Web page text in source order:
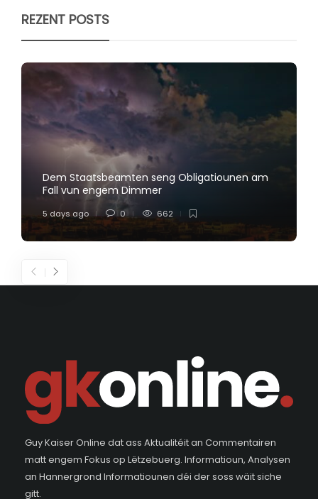
REZENT POSTS
Dem Staatsbeamten seng Obligatiounen am
Fall vun engem Dimmer
5 days ago 0 662
Guy Kaiser Online dat ass Aktualitéit an Commentairen
matt engem Fokus op Lëtzebuerg. Informatioun, Analysen
an Hannergrond Informatiounen déi der soss wäit siche
gitt.